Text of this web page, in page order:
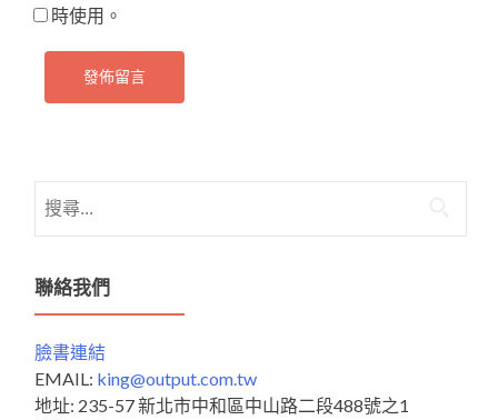
時使用。
尋
鍵
字:
聯絡我們
臉書連結
EMAIL: king@output.com.tw
地址: 235-57 新北市中和區中山路二段488號之1